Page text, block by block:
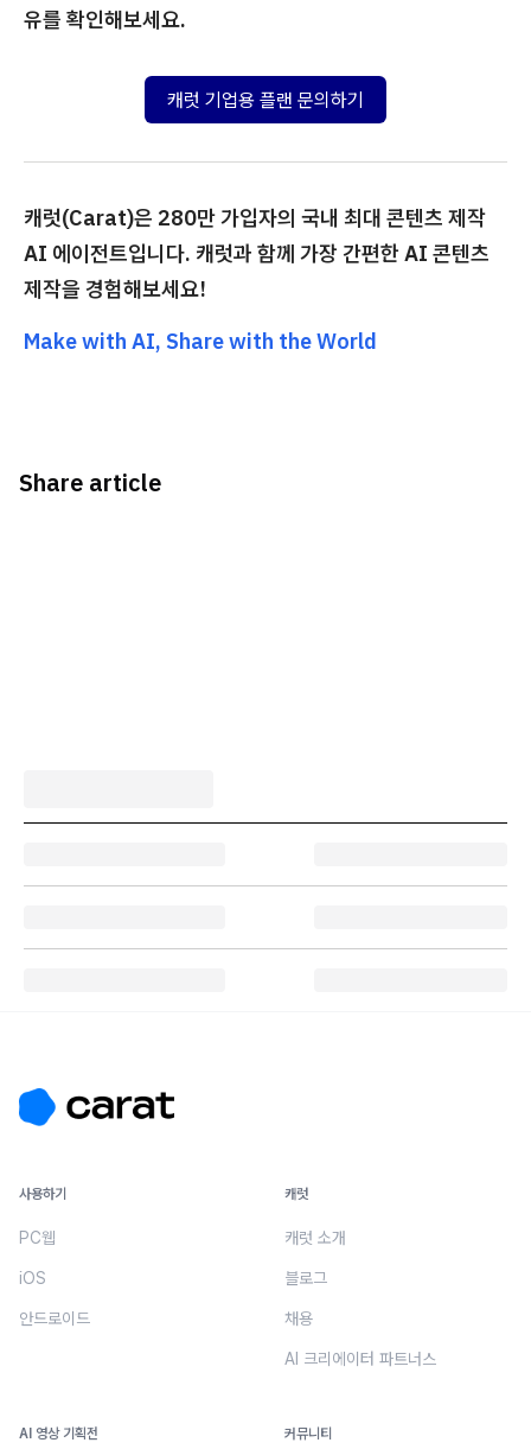
유를 확인해보세요.
캐럿 기업용 플랜 문의하기
캐럿(Carat)은 280만 가입자의 국내 최대 콘텐츠 제작
AI 에이전트입니다. 캐럿과 함께 가장 간편한 AI 콘텐츠
제작을 경험해보세요!
Make with AI, Share with the World
Share article
사용하기
PC웹
iOS
안드로이드
캐럿
캐럿 소개
블로그
채용
AI 크리에이터 파트너스
AI 영상 기획전 커뮤니티